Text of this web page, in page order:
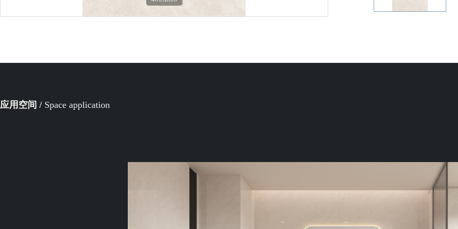
应用空间 / Space application